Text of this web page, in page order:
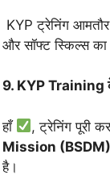
KYP ट्रेनिंग
और सॉफ्ट स्किल्स का
9. KYP Training के
हाँ , ट्रेनिंग पूरी
Mission (BSDM)
है।